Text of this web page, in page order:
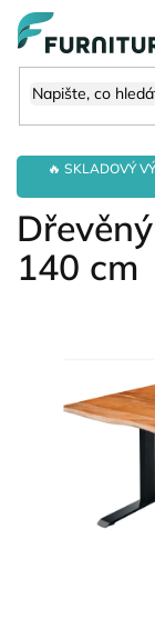
Přejít
obsah
🔥 SKLADOVÝ
140 cm